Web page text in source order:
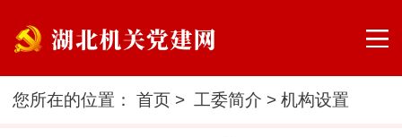
您所在的位置：首页 > 工委简介 >机构设置